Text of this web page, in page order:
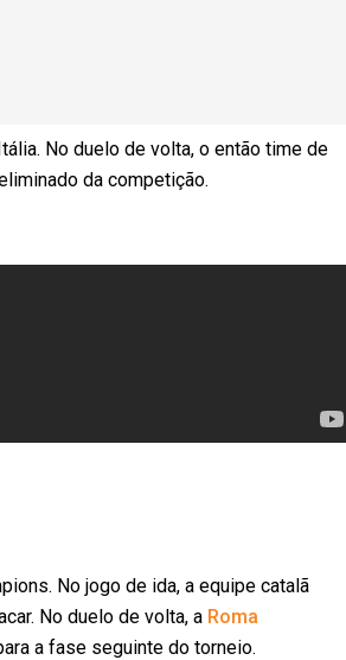
No duelo de volta, o então time de
da competição.
No jogo de ida, a equipe catalã
No duelo de volta, a Roma
a fase seguinte do torneio.